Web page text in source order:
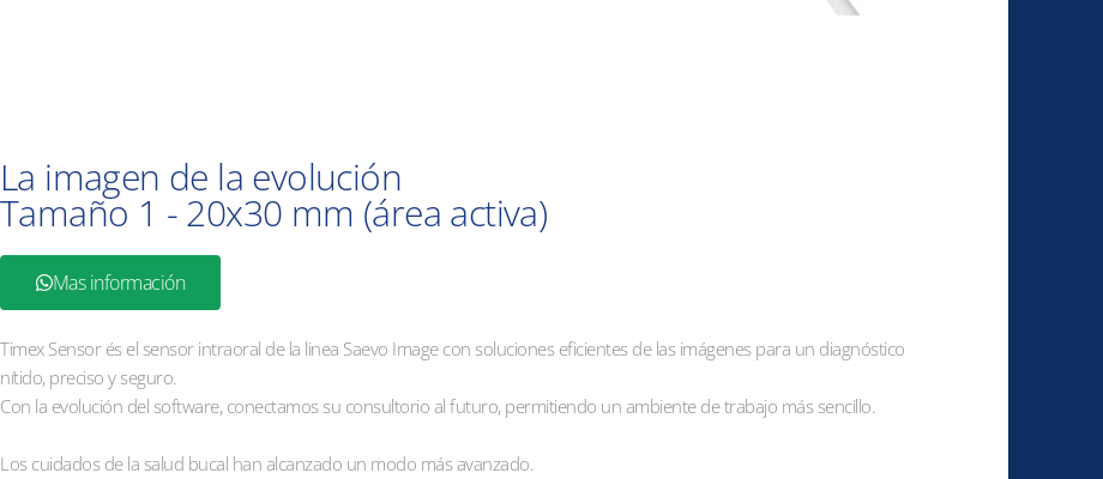
La imagen de la evolución
Tamaño 1 - 20x30 mm (área activa)
Mas información
Timex Sensor és el sensor intraoral de la linea Saevo Image con soluciones eficientes de las imágenes para un diagnóstico
nítido, preciso y seguro.
Con la evolución del software, conectamos su consultorio al futuro, permitiendo un ambiente de trabajo más sencillo.
Los cuidados de la salud bucal han alcanzado un modo más avanzado.